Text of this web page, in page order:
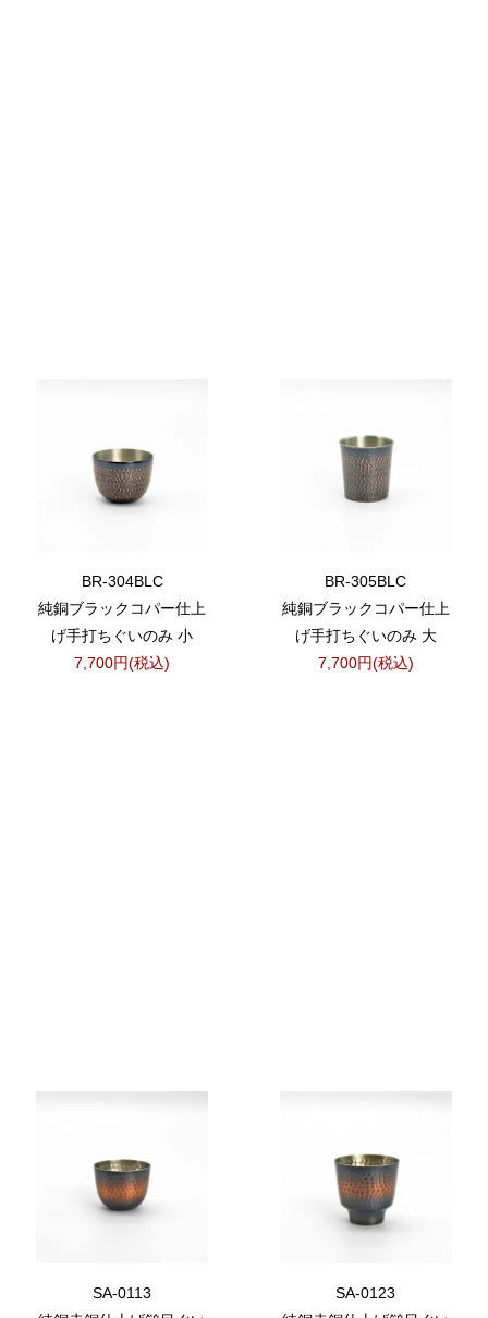
BR-304BLC
純銅ブラックコパー仕上
げ手打ちぐいのみ 小
7,700円(税込)
BR-305BLC
純銅ブラックコパー仕上
げ手打ちぐいのみ 大
7,700円(税込)
SA-0113
SA-0123